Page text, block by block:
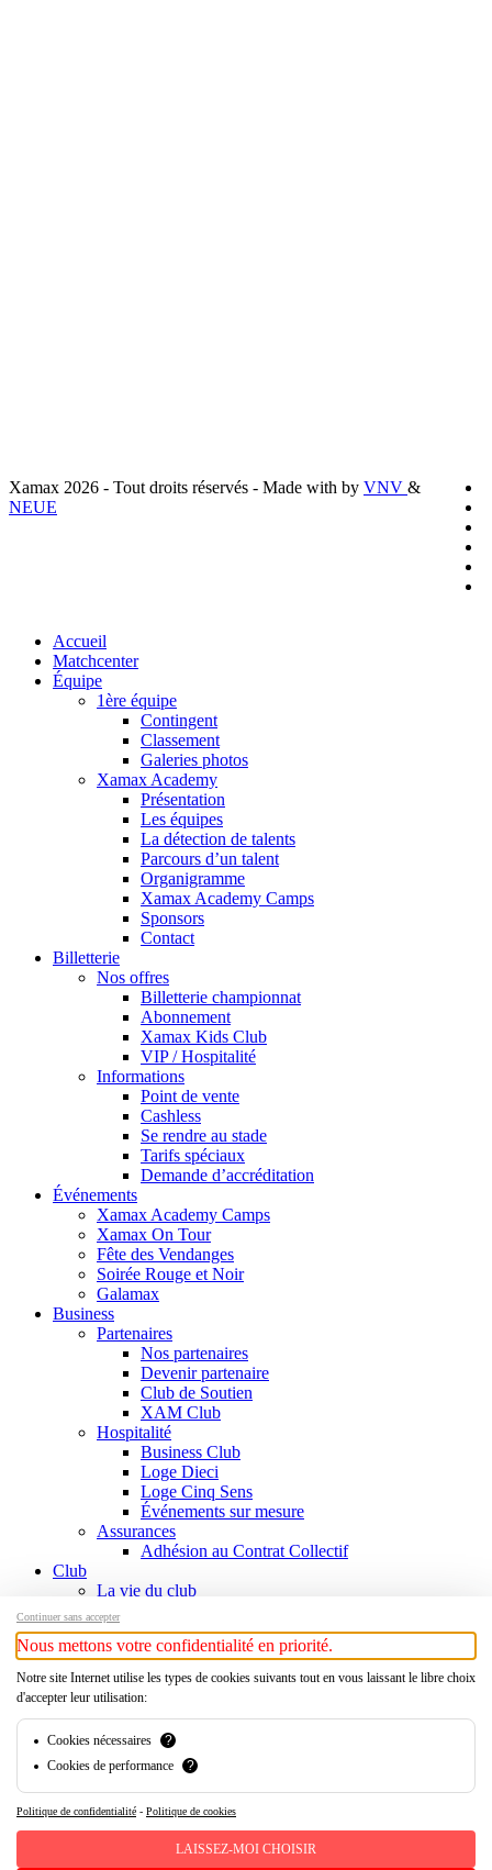
Xamax 2026 - Tout droits réservés - Made with by VNV &
NEUE
Close
Menu
Accueil
Matchcenter
Équipe
1ère équipe
Contingent
Classement
Galeries photos
Xamax Academy
Présentation
Les équipes
La détection de talents
Parcours d’un talent
Organigramme
Xamax Academy Camps
Sponsors
Contact
Billetterie
Nos offres
Billetterie championnat
Abonnement
Xamax Kids Club
VIP / Hospitalité
Informations
Point de vente
Cashless
Se rendre au stade
Tarifs spéciaux
Demande d’accréditation
Événements
Xamax Academy Camps
Xamax On Tour
Fête des Vendanges
Soirée Rouge et Noir
Galamax
Business
Partenaires
Nos partenaires
Devenir partenaire
Club de Soutien
XAM Club
Hospitalité
Business Club
Loge Dieci
Loge Cinq Sens
Événements sur mesure
Assurances
Adhésion au Contrat Collectif
Club
La vie du club
Responsables
Contact
Histoire
Chronologie
Palmarès
Histoire
Boutique
Xamax Audax Féminin
linkedin
Continuer sans accepter
Nous mettons votre confidentialité en priorité.
Notre site Internet utilise les types de cookies suivants tout en vous laissant le libre choix
d'accepter leur utilisation:
Cookies nécessaires
?
Cookies de performance
?
Politique de confidentialité - Politique de cookies
LAISSEZ-MOI CHOISIR